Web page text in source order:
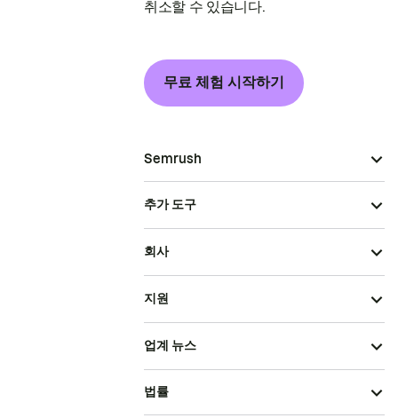
취소할 수 있습니다.
무료 체험 시작하기
Semrush
추가 도구
회사
지원
업계 뉴스
법률